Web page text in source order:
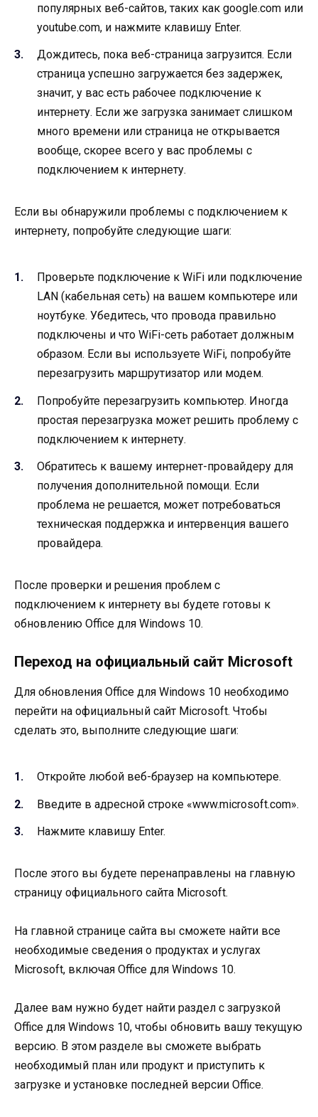
популярных веб-сайтов, таких как google.com или
youtube.com, и нажмите клавишу Enter.
Дождитесь, пока веб-страница загрузится. Если
страница успешно загружается без задержек,
значит, у вас есть рабочее подключение к
интернету. Если же загрузка занимает слишком
много времени или страница не открывается
вообще, скорее всего у вас проблемы с
подключением к интернету.
Если вы обнаружили проблемы с подключением к
интернету, попробуйте следующие шаги:
Проверьте подключение к WiFi или подключение
LAN (кабельная сеть) на вашем компьютере или
ноутбуке. Убедитесь, что провода правильно
подключены и что WiFi-сеть работает должным
образом. Если вы используете WiFi, попробуйте
перезагрузить маршрутизатор или модем.
Попробуйте перезагрузить компьютер. Иногда
простая перезагрузка может решить проблему с
подключением к интернету.
Обратитесь к вашему интернет-провайдеру для
получения дополнительной помощи. Если
проблема не решается, может потребоваться
техническая поддержка и интервенция вашего
провайдера.
После проверки и решения проблем с
подключением к интернету вы будете готовы к
обновлению Office для Windows 10.
Переход на официальный сайт Microsoft
Для обновления Office для Windows 10 необходимо
перейти на официальный сайт Microsoft. Чтобы
сделать это, выполните следующие шаги:
Откройте любой веб-браузер на компьютере.
Введите в адресной строке «www.microsoft.com».
Нажмите клавишу Enter.
После этого вы будете перенаправлены на главную
страницу официального сайта Microsoft.
На главной странице сайта вы сможете найти все
необходимые сведения о продуктах и услугах
Microsoft, включая Office для Windows 10.
Далее вам нужно будет найти раздел с загрузкой
Office для Windows 10, чтобы обновить вашу текущую
версию. В этом разделе вы сможете выбрать
необходимый план или продукт и приступить к
загрузке и установке последней версии Office.